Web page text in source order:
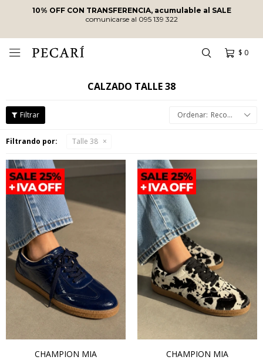
ENVÍOS SIN COSTOA PARTIR DE$10.000·
EN COMPRAS REALIZADAS ANTES DE
$ 0

CALZADO TALLE 38
Recomendados
Filtrando por: Talle 38
CHAMPION MIA CHAMPION MIA